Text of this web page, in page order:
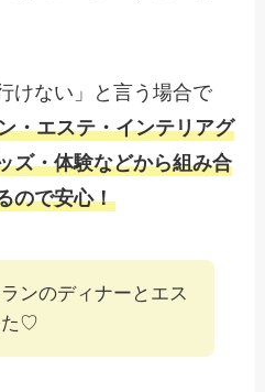
けない」と言う場合で
・エステ・インテリアグ
ズ・体験などから組み合
ので安心！
ンのディナーとエス
た♡